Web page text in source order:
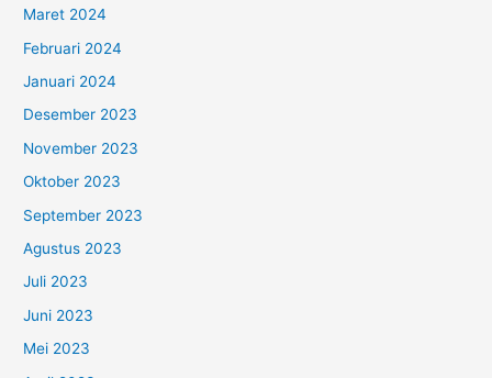
Maret 2024
Februari 2024
Januari 2024
Desember 2023
November 2023
Oktober 2023
September 2023
Agustus 2023
Juli 2023
Juni 2023
Mei 2023